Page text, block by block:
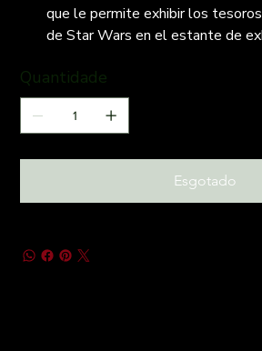
que le permite exhibir los
de Star Wars en el estante de
Quantidade
Esgotado